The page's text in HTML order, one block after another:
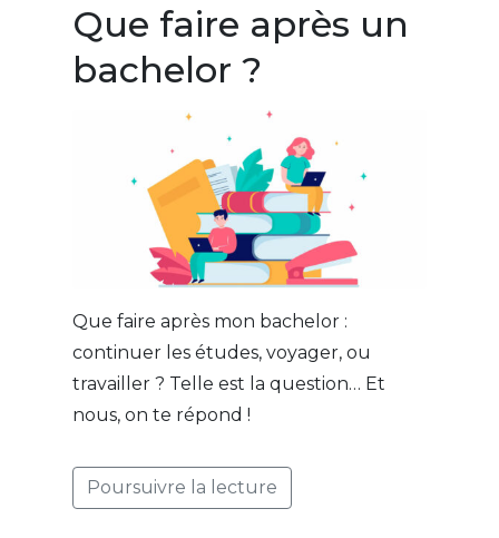
Que faire après un
bachelor ?
Que faire après mon bachelor :
continuer les études, voyager, ou
travailler ? Telle est la question… Et
nous, on te répond !
Poursuivre la lecture